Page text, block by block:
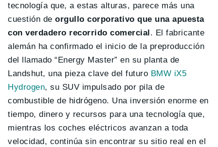
tecnología que, a estas alturas, parece más una
cuestión deorgullo corporativo que una apuesta
con verdadero recorrido comercial. El fabricante
alemán ha confirmado el inicio de la preproducción
del llamado “Energy Master” en su planta de
Landshut, una pieza clave del futuro BMW iX5
Hydrogen, su SUV impulsado por pila de
combustible de hidrógeno. Una inversión enorme en
tiempo, dinero y recursos para una tecnología que,
mientras los coches eléctricos avanzan a toda
velocidad, continúa sin encontrar su sitio real en el